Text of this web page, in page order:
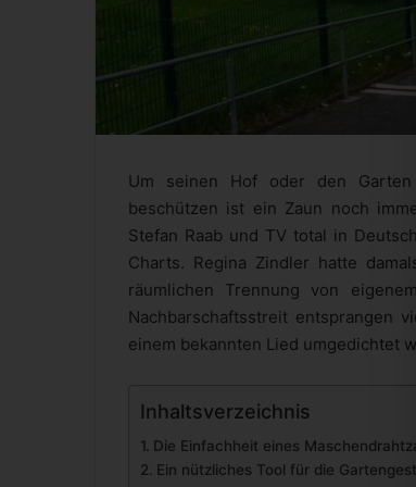
Um seinen Hof oder den Garten
beschützen ist ein Zaun noch
Stefan Raab und TV total in
Charts. Regina Zindler hatte
räumlichen Trennung von
Nachbarschaftsstreit entsprangen
einem bekannten Lied umgedichtet
Inhaltsverzeichnis
Die Einfachheit eines
Ein nützliches Tool für die